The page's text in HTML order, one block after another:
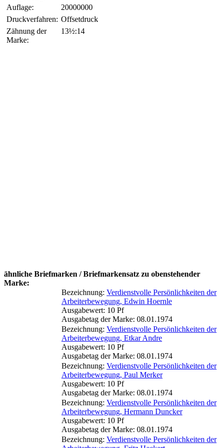
Auflage:
20000000
Druckverfahren: Offsetdruck
Zähnung der
Marke:
13½:14
ähnliche Briefmarken / Briefmarkensatz zu obenstehender
Marke:
Bezeichnung: Verdienstvolle Persönlichkeiten der
Arbeiterbewegung, Edwin Hoernle
Ausgabewert: 10 Pf
Ausgabetag der Marke: 08.01.1974
Bezeichnung: Verdienstvolle Persönlichkeiten der
Arbeiterbewegung, Etkar Andre
Ausgabewert: 10 Pf
Ausgabetag der Marke: 08.01.1974
Bezeichnung: Verdienstvolle Persönlichkeiten der
Arbeiterbewegung, Paul Merker
Ausgabewert: 10 Pf
Ausgabetag der Marke: 08.01.1974
Bezeichnung: Verdienstvolle Persönlichkeiten der
Arbeiterbewegung, Hermann Duncker
Ausgabewert: 10 Pf
Ausgabetag der Marke: 08.01.1974
Bezeichnung: Verdienstvolle Persönlichkeiten der